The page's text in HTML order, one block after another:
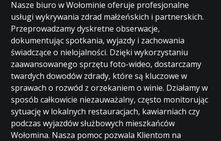
Nasze biuro w Wołominie oferuje profesjonalne
usługi wykrywania zdrad małżeńskich i partnerskich.
Przeprowadzamy dyskretne obserwacje,
dokumentując spotkania, wyjazdy i zachowania
świadczące o nielojalności. Dzięki wykorzystaniu
zaawansowanego sprzętu foto-wideo, dostarczamy
twardych dowodów zdrady, które są kluczowe w
sprawach o rozwód z orzekaniem o winie. Działamy w
sposób całkowicie niezauważalny, często monitorując
sytuację w lokalnych restauracjach, kawiarniach czy
podczas wyjazdów służbowych mieszkańców
Wołomina. Nasza pomoc pozwala Klientom na